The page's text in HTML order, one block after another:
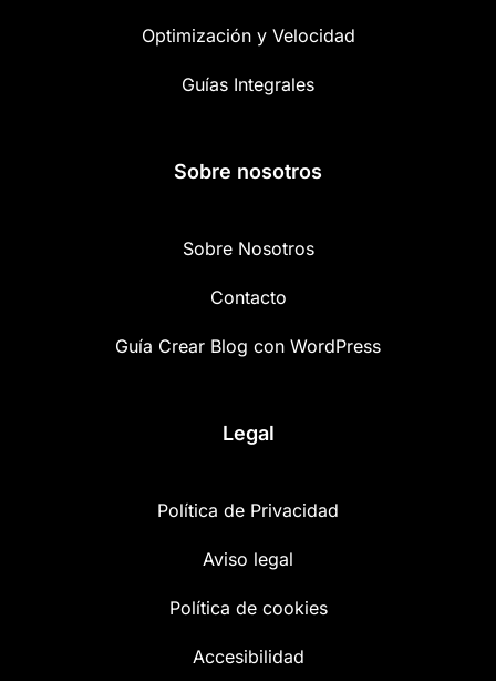
Optimización y Velocidad
Guías Integrales
Sobre nosotros
Sobre Nosotros
Contacto
Guía Crear Blog con WordPress
Legal
Política de Privacidad
Aviso legal
Política de cookies
Accesibilidad